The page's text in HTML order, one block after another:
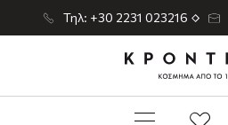
Τηλ: +30 2231 023216